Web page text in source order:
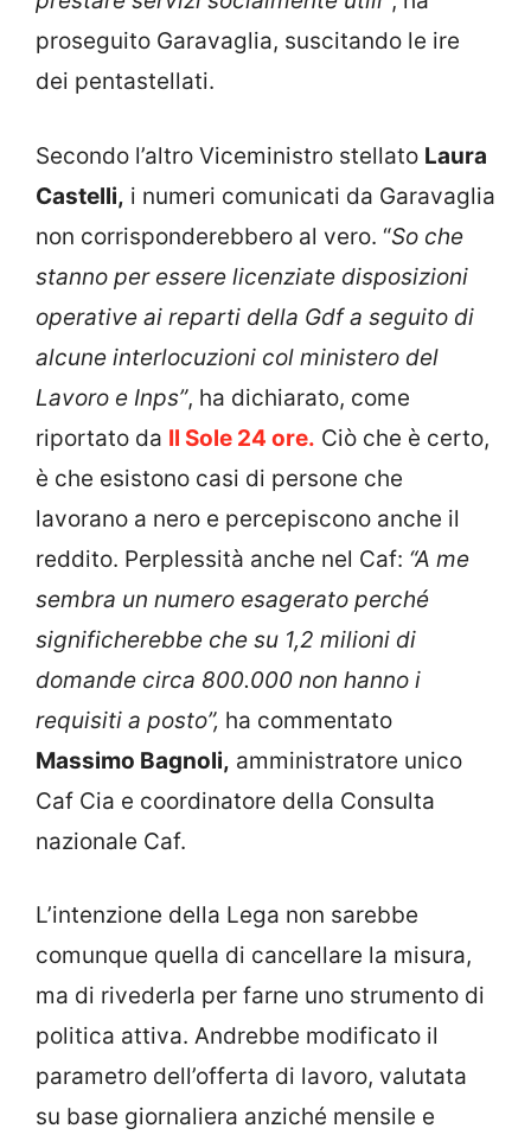
proseguito Garavaglia, suscitando le ire
dei pentastellati.
Secondo l’altro Viceministro stellato Laura
Castelli, i numeri comunicati da Garavaglia
non corrisponderebbero al vero. “So che
stanno per essere licenziate disposizioni
operative ai reparti della Gdf a seguito di
alcune interlocuzioni col ministero del
Lavoro e Inps”, ha dichiarato, come
riportato da Il Sole 24 ore. Ciò che è certo,
è che esistono casi di persone che
lavorano a nero e percepiscono anche il
reddito. Perplessità anche nel Caf: “A me
sembra un numero esagerato perché
significherebbe che su 1,2 milioni di
domande circa 800.000 non hanno i
requisiti a posto”, ha commentato
Massimo Bagnoli, amministratore unico
Caf Cia e coordinatore della Consulta
nazionale Caf.
L’intenzione della Lega non sarebbe
comunque quella di cancellare la misura,
ma di rivederla per farne uno strumento di
politica attiva. Andrebbe modificato il
parametro dell’offerta di lavoro, valutata
su base giornaliera anziché mensile e